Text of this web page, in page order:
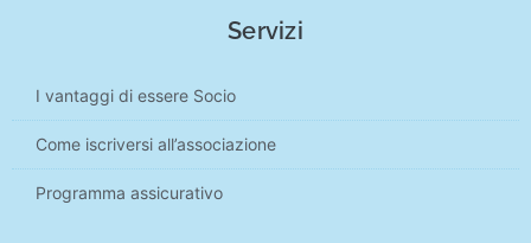
Servizi
I vantaggi di essere Socio
Come iscriversi all’associazione
Programma assicurativo